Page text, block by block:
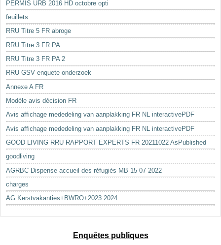
PERMIS URB 2016 HD octobre opti
feuillets
RRU Titre 5 FR abroge
RRU Titre 3 FR PA
RRU Titre 3 FR PA 2
RRU GSV enquete onderzoek
Annexe A FR
Modèle avis décision FR
Avis affichage mededeling van aanplakking FR NL interactivePDF
Avis affichage mededeling van aanplakking FR NL interactivePDF
GOOD LIVING RRU RAPPORT EXPERTS FR 20211022 AsPublished
goodliving
AGRBC Dispense accueil des réfugiés MB 15 07 2022
charges
AG Kerstvakanties+BWRO+2023 2024
Enquêtes publiques